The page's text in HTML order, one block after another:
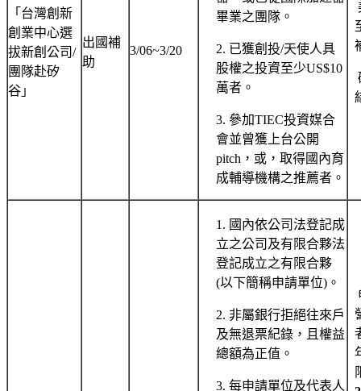
「台灣創新
創業中心選
拔新創公司/
團隊赴矽
谷」
出國補
助
3/06~3/20
畢業之團隊。
2. 已獲創投/天使人具
股權之投資至少US$10
萬者。
3. 參加TIEC投資媒合
會並曾獲上台公開
pitch，或，取得國內育
成輔導機構之推薦者。
1. 國內依公司法登記成
立之公司及有限合夥法
登記成立之有限合夥
(以下簡稱申請單位)。
2. 非屬銀行拒絕往來戶
及無退票紀錄，且權益
總額為正值。
3. 每申請單位及代表人